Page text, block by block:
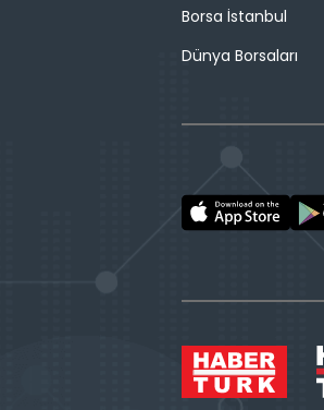
Borsa İstanbul
Dünya Borsaları